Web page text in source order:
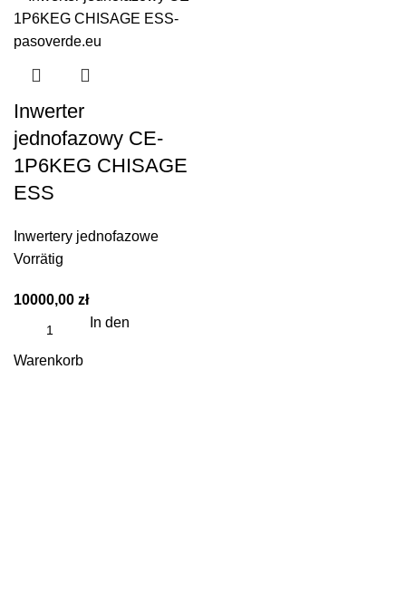
Inwerter
jednofazowy CE-
1P6KEG CHISAGE
ESS
Inwertery jednofazowe
Vorrätig
10000,00 zł
In den
Warenkorb